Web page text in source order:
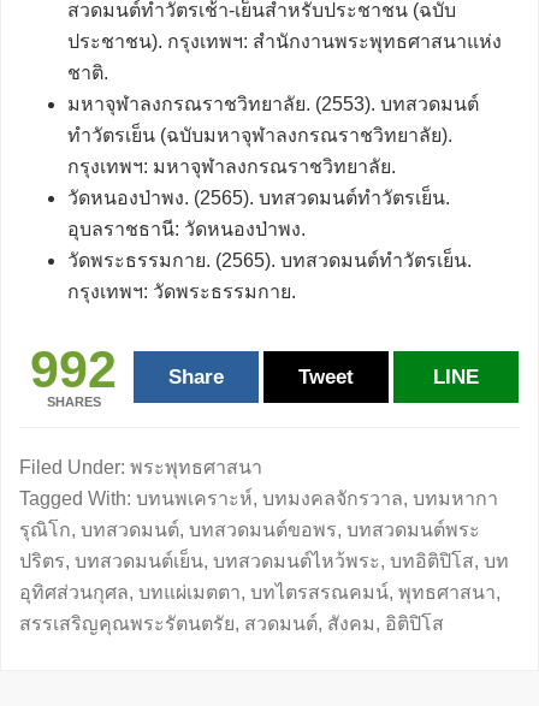
สวดมนต์ทำวัตรเช้า-เย็นสำหรับประชาชน (ฉบับ
ประชาชน). กรุงเทพฯ: สำนักงานพระพุทธศาสนาแห่ง
ชาติ.
มหาจุฬาลงกรณราชวิทยาลัย. (2553). บทสวดมนต์
ทำวัตรเย็น (ฉบับมหาจุฬาลงกรณราชวิทยาลัย).
กรุงเทพฯ: มหาจุฬาลงกรณราชวิทยาลัย.
วัดหนองป่าพง. (2565). บทสวดมนต์ทำวัตรเย็น.
อุบลราชธานี: วัดหนองป่าพง.
วัดพระธรรมกาย. (2565). บทสวดมนต์ทำวัตรเย็น.
กรุงเทพฯ: วัดพระธรรมกาย.
992
SHARES
Share Tweet LINE
Filed Under: พระพุทธศาสนา
Tagged With: บทนพเคราะห์, บทมงคลจักรวาล, บทมหากา
รุณิโก, บทสวดมนต์, บทสวดมนต์ขอพร, บทสวดมนต์พระ
ปริตร, บทสวดมนต์เย็น, บทสวดมนต์ไหว้พระ, บทอิติปิโส, บท
อุทิศส่วนกุศล, บทแผ่เมตตา, บทไตรสรณคมน์, พุทธศาสนา,
สรรเสริญคุณพระรัตนตรัย, สวดมนต์, สังคม, อิติปิโส